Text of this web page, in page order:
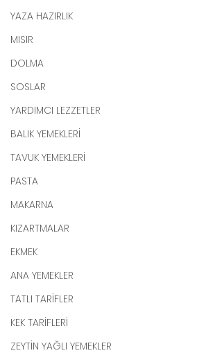
YAZA HAZIRLIK
MISIR
DOLMA
SOSLAR
YARDIMCI LEZZETLER
BALIK YEMEKLERİ
TAVUK YEMEKLERİ
PASTA
MAKARNA
KIZARTMALAR
EKMEK
ANA YEMEKLER
TATLI TARİFLER
KEK TARİFLERİ
ZEYTİN YAĞLI YEMEKLER